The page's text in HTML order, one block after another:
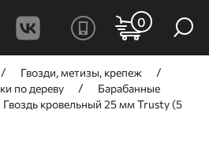
0
Гвозди, метизы, крепеж
по дереву
Барабанные
Гвоздь кровельный 25 мм Trusty (5